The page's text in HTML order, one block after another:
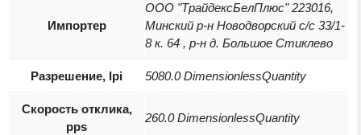
Импортер
ООО "ТрайдексБелПлюс" 223016,
Минский р-н Новодворский с/с 33/1-
8 к. 64 , р-н д. Большое Стиклево
Разрешение, lpi 5080.0 DimensionlessQuantity
Скорость отклика,
pps
260.0 DimensionlessQuantity